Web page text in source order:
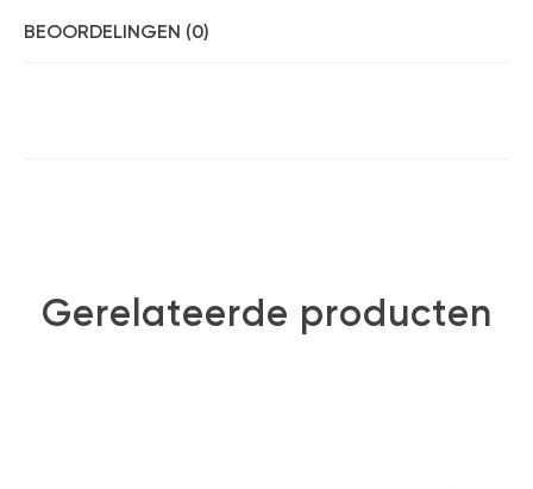
BEOORDELINGEN (0)
Gerelateerde producten